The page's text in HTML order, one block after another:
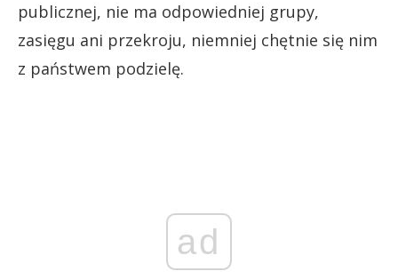
publicznej, nie ma odpowiedniej grupy,
zasięgu ani przekroju, niemniej chętnie się nim
z państwem podzielę.
ad